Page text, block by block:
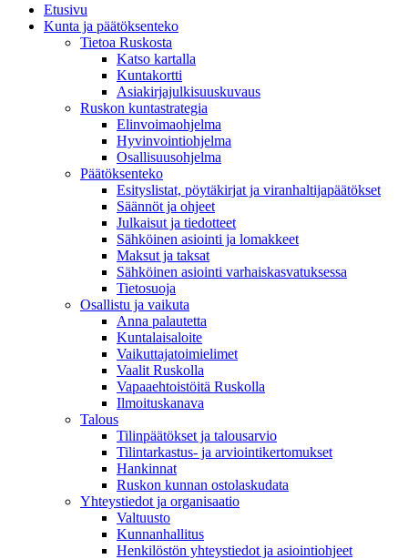
Etusivu
Kunta ja päätöksenteko
Tietoa Ruskosta
Katso kartalla
Kuntakortti
Asiakirjajulkisuuskuvaus
Ruskon kuntastrategia
Elinvoimaohjelma
Hyvinvointiohjelma
Osallisuusohjelma
Päätöksenteko
Esityslistat, pöytäkirjat ja viranhaltijapäätökset
Säännöt ja ohjeet
Julkaisut ja tiedotteet
Sähköinen asiointi ja lomakkeet
Maksut ja taksat
Sähköinen asiointi varhaiskasvatuksessa
Tietosuoja
Osallistu ja vaikuta
Anna palautetta
Kuntalaisaloite
Vaikuttajatoimielimet
Vaalit Ruskolla
Vapaaehtoistöitä Ruskolla
Ilmoituskanava
Talous
Tilinpäätökset ja talousarvio
Tilintarkastus- ja arviointikertomukset
Hankinnat
Ruskon kunnan ostolaskudata
Yhteystiedot ja organisaatio
Valtuusto
Kunnanhallitus
Henkilöstön yhteystiedot ja asiointiohjeet